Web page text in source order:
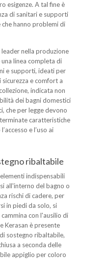
esigenze. A tal fine è
di sanitari e supporti
hanno problemi di
leader nella produzione
linea completa di
e supporti, ideati per
e comfort a
indicata non
dei bagni domestici
che per legge devono
caratteristiche
e l’uso ai
ribaltabile
indispensabili
all'interno del bagno o
rischi di cadere, per
in piedi da solo, si
con l'ausilio di
Kerasan è presente
sostegno ribaltabile,
a seconda delle
appiglio per coloro